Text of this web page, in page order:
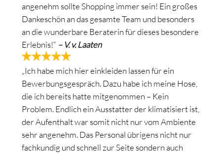
angenehm sollte Shopping immer sein! Ein großes
Dankeschön an das gesamte Team und besonders
an die wunderbare Beraterin für dieses besondere
Erlebnis!“ – V. v. Laaten
„Ich habe mich hier einkleiden lassen für ein
Bewerbungsgespräch. Dazu habe ich meine Hose,
die ich bereits hatte mitgenommen – Kein
Problem. Endlich ein Ausstatter der klimatisiert ist,
der Aufenthalt war somit nicht nur vom Ambiente
sehr angenehm. Das Personal übrigens nicht nur
fachkundig und schnell zur Seite sondern auch